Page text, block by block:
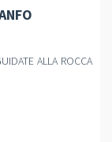
ALLA ROCCA